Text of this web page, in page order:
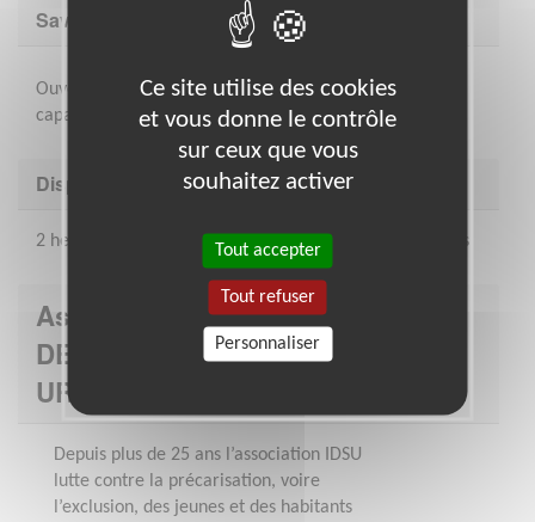
Savoir être & compétences
Ouverture d'esprit, bienveillance, bon relationnel,
capacités d'adaptation et travail en équipe
Disponibilité demandée
2 heures par semaine + temps de préparation des cours
Association : INSERTION
DEVELOPPEMENT SOCIAL
URBAIN
Depuis plus de 25 ans l’association IDSU
lutte contre la précarisation, voire
l’exclusion, des jeunes et des habitants
Ce site utilise des cookies
et vous donne le contrôle
sur ceux que vous
souhaitez activer
Tout accepter
Tout refuser
Personnaliser